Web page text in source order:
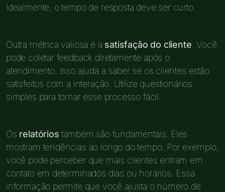
Idealmente, o tempo de resposta deve ser curto.
Outra métrica valiosa é a satisfação do cliente . Você
pode coletar feedback diretamente após o
atendimento. Isso ajuda a saber se os clientes estão
satisfeitos com a interação. Utilize questionários
simples para tornar esse processo fácil.
Os relatórios também são fundamentais. Eles
mostram tendências ao longo do tempo. Por exemplo,
você pode perceber que mais clientes entram em
contato em determinados dias ou horários. Essa
informação permite que você ajusta o número de